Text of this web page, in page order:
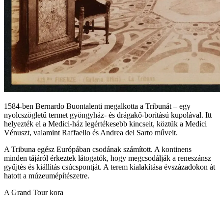
1584-ben Bernardo Buontalenti megalkotta a Tribunát – egy
nyolcszögletű termet gyöngyház- és drágakő-borítású kupolával. Itt
helyezték el a Medici-ház legértékesebb kincseit, köztük a Medici
Vénuszt, valamint Raffaello és Andrea del Sarto műveit.
A Tribuna egész Európában csodának számított. A kontinens
minden tájáról érkeztek látogatók, hogy megcsodálják a reneszánsz
gyűjtés és kiállítás csúcspontját. A terem kialakítása évszázadokon át
hatott a múzeumépítészetre.
A Grand Tour kora